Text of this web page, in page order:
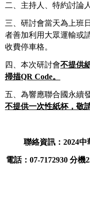
二、主持人、特約討論
三、研討會當天為上班
者善加利用大眾運輸或
收費停車格。
四、本次研討會不提供
掃描QR Code。
五、為響應聯合國永續
不提供一次性紙杯，敬
聯絡資訊： 2024
電話：07-7172930 分機